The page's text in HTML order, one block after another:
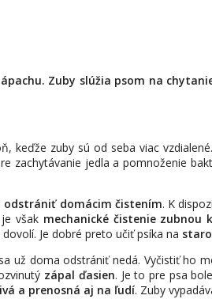
Zuby slúžia psom na
keďže zuby sú od seba viac
zachytávanie jedla a pomnoženie
odstrániť domácim čistením. K
však mechanické čistenie zubnou
Je dobré preto učiť psíka na
už doma odstrániť nedá. Vyčistiť ho
zápal ďasien. Je to pre psa
a prenosná aj na ľudí. Zuby